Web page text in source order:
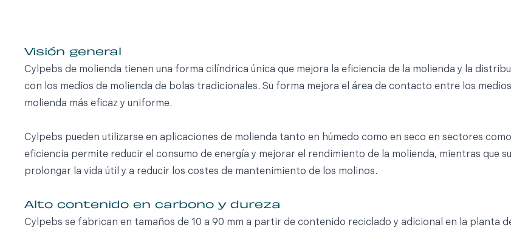
Visión general
Cylpebs de molienda tienen una forma cilíndrica única que mejora la eficiencia de la molienda y la
con los medios de molienda de bolas tradicionales. Su forma mejora el área de contacto entre los
molienda más eficaz y uniforme.
Cylpebs pueden utilizarse en aplicaciones de molienda tanto en húmedo como en seco en sectores
eficiencia permite reducir el consumo de energía y mejorar el rendimiento de la molienda, mientras que
prolongar la vida útil y a reducir los costes de mantenimiento de los molinos.
Alto contenido en carbono y dureza
Cylpebs se fabrican en tamaños de 10 a 90 mm a partir de contenido reciclado y adicional en la planta